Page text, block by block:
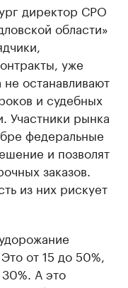
директор СРО
области»
уже
останавливают
и судебных
Участники рынка
федеральные
и позволят
заказов.
из них рискует
от 15 до 50%,
А это